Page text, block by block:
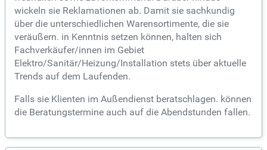
wickeln sie Reklamationen ab. Damit sie sachkundig
über die unterschiedlichen Warensortimente, die sie
veräußern. in Kenntnis setzen können, halten sich
Fachverkäufer/innen im Gebiet
Elektro/Sanitär/Heizung/Installation stets über aktuelle
Trends auf dem Laufenden.
Falls sie Klienten im Außendienst beratschlagen. können
die Beratungstermine auch auf die Abendstunden fallen.